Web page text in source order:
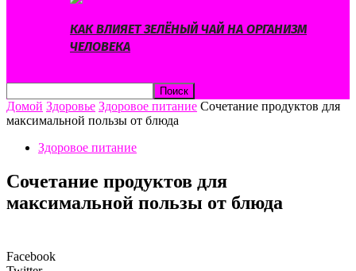
КАК ВЛИЯЕТ ЗЕЛЁНЫЙ ЧАЙ НА ОРГАНИЗМ
ЧЕЛОВЕКА
Домой Здоровье Здоровое питание Сочетание продуктов для
максимальной пользы от блюда
Здоровое питание
Сочетание продуктов для
максимальной пользы от блюда
Facebook